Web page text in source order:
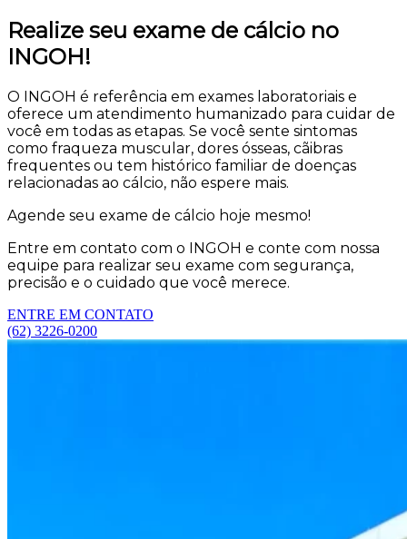
Realize seu exame de cálcio no
INGOH!
O INGOH é referência em exames laboratoriais e
oferece um atendimento humanizado para cuidar de
você em todas as etapas. Se você sente sintomas
como fraqueza muscular, dores ósseas, cãibras
frequentes ou tem histórico familiar de doenças
relacionadas ao cálcio, não espere mais.
Agende seu exame de cálcio hoje mesmo!
Entre em contato com o INGOH e conte com nossa
equipe para realizar seu exame com segurança,
precisão e o cuidado que você merece.
ENTRE EM CONTATO
(62) 3226-0200